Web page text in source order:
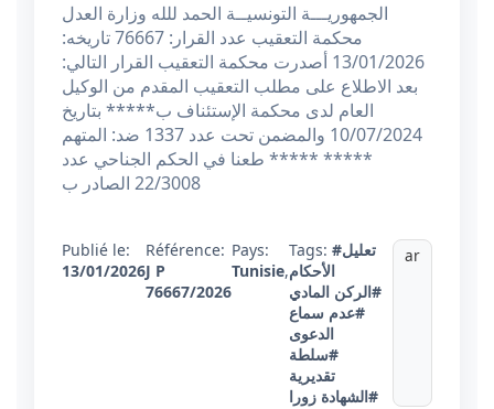
الجمهوريـــة التونسيــة الحمد للله وزارة العدل
محكمة التعقيب عدد القرار: 76667 تاريخه:
13/01/2026 أصدرت محكمة التعقيب القرار التالي:
بعد الاطلاع على مطلب التعقيب المقدم من الوكيل
العام لدى محكمة الإستئناف ب***** بتاريخ
10/07/2024 والمضمن تحت عدد 1337 ضد: المتهم
***** ***** طعنا في الحكم الجناحي عدد
22/3008 الصادر ب
Publié le:
13/01/2026
Référence:
J P
76667/2026
Pays:
Tunisie,
Tags: #تعليل
الأحكام
#الركن المادي
#عدم سماع
الدعوى
#سلطة
تقديرية
#الشهادة زورا
ar